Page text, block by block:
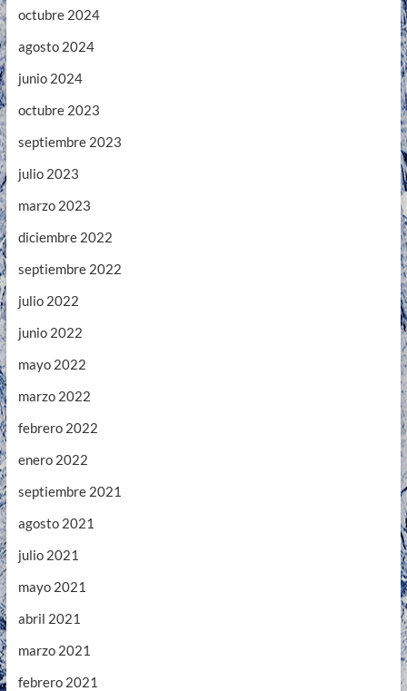
octubre 2024
agosto 2024
junio 2024
octubre 2023
septiembre 2023
julio 2023
marzo 2023
diciembre 2022
septiembre 2022
julio 2022
junio 2022
mayo 2022
marzo 2022
febrero 2022
enero 2022
septiembre 2021
agosto 2021
julio 2021
mayo 2021
abril 2021
marzo 2021
febrero 2021